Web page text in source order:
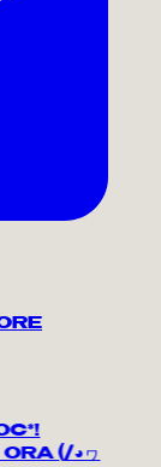
ORA(/◕ヮ